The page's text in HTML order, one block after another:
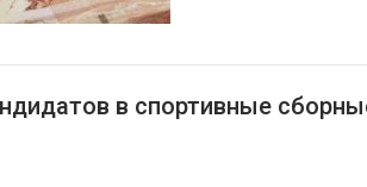
в спортивные